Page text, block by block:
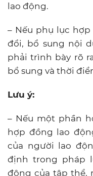
lao động.
– Nếu phụ lục
đổi, bổ sung nội
phải trình bày rõ
bổ sung và thời
Lưu ý:
– Nếu một phần
hợp đồng lao
của người lao
định trong pháp
động của tập thể,